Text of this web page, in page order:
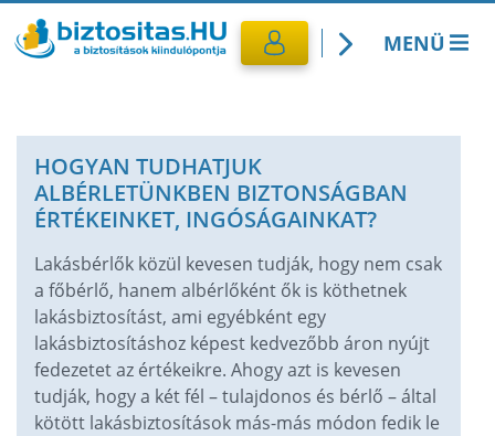
MENÜ
Utasbiztosítás
Lakásbiztosítás
Banki termékek
HOGYAN TUDHATJUK
ALBÉRLETÜNKBEN BIZTONSÁGBAN
ÉRTÉKEINKET, INGÓSÁGAINKAT?
Lakásbérlők közül kevesen tudják, hogy nem csak
a főbérlő, hanem albérlőként ők is köthetnek
lakásbiztosítást, ami egyébként egy
lakásbiztosításhoz képest kedvezőbb áron nyújt
fedezetet az értékeikre. Ahogy azt is kevesen
tudják, hogy a két fél – tulajdonos és bérlő – által
kötött lakásbiztosítások más-más módon fedik le